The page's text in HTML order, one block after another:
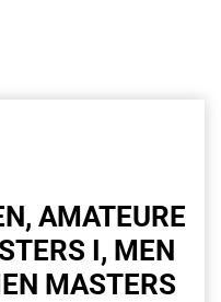
AMATEURE
I, MEN
MASTERS